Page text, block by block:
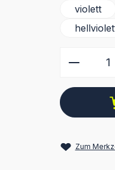
violett
Zum